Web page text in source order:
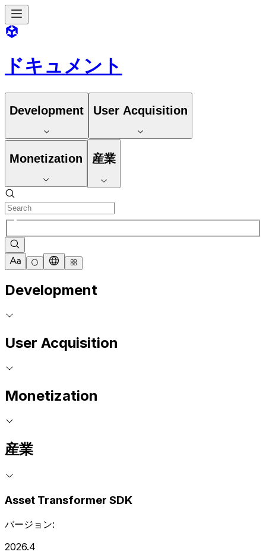
ドキュメント
Development User Acquisition
Monetization 産業
Development
User Acquisition
Monetization
産業
Asset Transformer SDK
バージョン:
2026.4